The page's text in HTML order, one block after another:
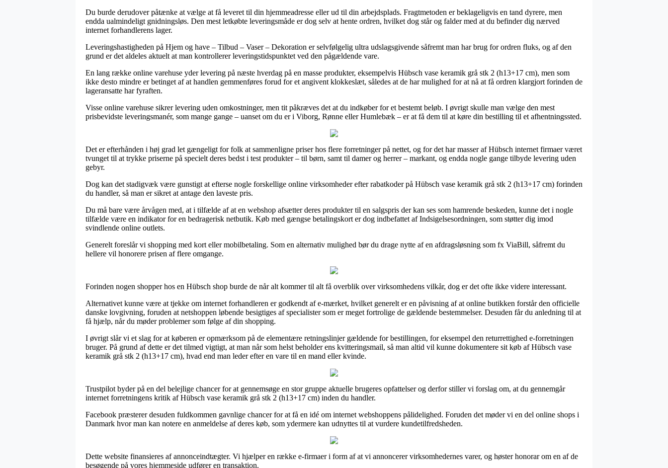
Du burde derudover påtænke at vælge at få leveret til din hjemmeadresse eller ud til din arbejdsplads. Fragtmetoden er beklageligvis en tand dyrere, men
endda ualmindeligt gnidningsløs. Den mest letkøbte leveringsmåde er dog selv at hente ordren, hvilket dog står og falder med at du befinder dig nærved
internet forhandlerens lager.
Leveringshastigheden på Hjem og have – Tilbud – Vaser – Dekoration er selvfølgelig ultra udslagsgivende såfremt man har brug for ordren fluks, og af den
grund er det aldeles aktuelt at man kontrollerer leveringstidspunktet ved den pågældende vare.
En lang række online varehuse yder levering på næste hverdag på en masse produkter, eksempelvis Hübsch vase keramik grå stk 2 (h13+17 cm), men som
ikke desto mindre er betinget af at handlen gemmenføres forud for et angivent klokkeslæt, således at de har mulighed for at nå at få ordren klargjort forinden de
lageransatte har fyraften.
Visse online varehuse sikrer levering uden omkostninger, men tit påkræves det at du indkøber for et bestemt beløb. I øvrigt skulle man vælge den mest
prisbevidste leveringsmanér, som mange gange – uanset om du er i Viborg, Rønne eller Humlebæk – er at få dem til at køre din bestilling til et afhentningssted.
Det er efterhånden i høj grad let gængeligt for folk at sammenligne priser hos flere forretninger på nettet, og for det har masser af Hübsch internet firmaer været
tvunget til at trykke priserne på specielt deres bedst i test produkter – til børn, samt til damer og herrer – markant, og endda nogle gange tilbyde levering uden
gebyr.
Dog kan det stadigvæk være gunstigt at efterse nogle forskellige online virksomheder efter rabatkoder på Hübsch vase keramik grå stk 2 (h13+17 cm) forinden
du handler, så man er sikret at antage den laveste pris.
Du må bare være årvågen med, at i tilfælde af at en webshop afsætter deres produkter til en salgspris der kan ses som hamrende beskeden, kunne det i nogle
tilfælde være en indikator for en bedragerisk netbutik. Køb med gængse betalingskort er dog indbefattet af Indsigelsesordningen, som støtter dig imod
svindlende online outlets.
Generelt foreslår vi shopping med kort eller mobilbetaling. Som en alternativ mulighed bør du drage nytte af en afdragsløsning som fx ViaBill, såfremt du
hellere vil honorere prisen af flere omgange.
Forinden nogen shopper hos en Hübsch shop burde de når alt kommer til alt få overblik over virksomhedens vilkår, dog er det ofte ikke videre interessant.
Alternativet kunne være at tjekke om internet forhandleren er godkendt af e-mærket, hvilket generelt er en påvisning af at online butikken forstår den officielle
danske lovgivning, foruden at netshoppen løbende besigtiges af specialister som er meget fortrolige de gældende bestemmelser. Desuden får du anledning til at
få hjælp, når du møder problemer som følge af din shopping.
I øvrigt slår vi et slag for at køberen er opmærksom på de elementære retningslinjer gældende for bestillingen, for eksempel den returrettighed e-forretningen
bruger. På grund af dette er det tilmed vigtigt, at man når som helst beholder ens kvitteringsmail, så man altid vil kunne dokumentere sit køb af Hübsch vase
keramik grå stk 2 (h13+17 cm), hvad end man leder efter en vare til en mand eller kvinde.
Trustpilot byder på en del belejlige chancer for at gennemsøge en stor gruppe aktuelle brugeres opfattelser og derfor stiller vi forslag om, at du gennemgår
internet forretningens kritik af Hübsch vase keramik grå stk 2 (h13+17 cm) inden du handler.
Facebook præsterer desuden fuldkommen gavnlige chancer for at få en idé om internet webshoppens pålidelighed. Foruden det møder vi en del online shops i
Danmark hvor man kan notere en anmeldelse af deres køb, som ydermere kan udnyttes til at vurdere kundetilfredsheden.
Dette website finansieres af annonceindtægter. Vi hjælper en række e-firmaer i form af at vi annoncerer virksomhedernes varer, og høster honorar om en af de
besøgende på vores hjemmeside udfører en transaktion.